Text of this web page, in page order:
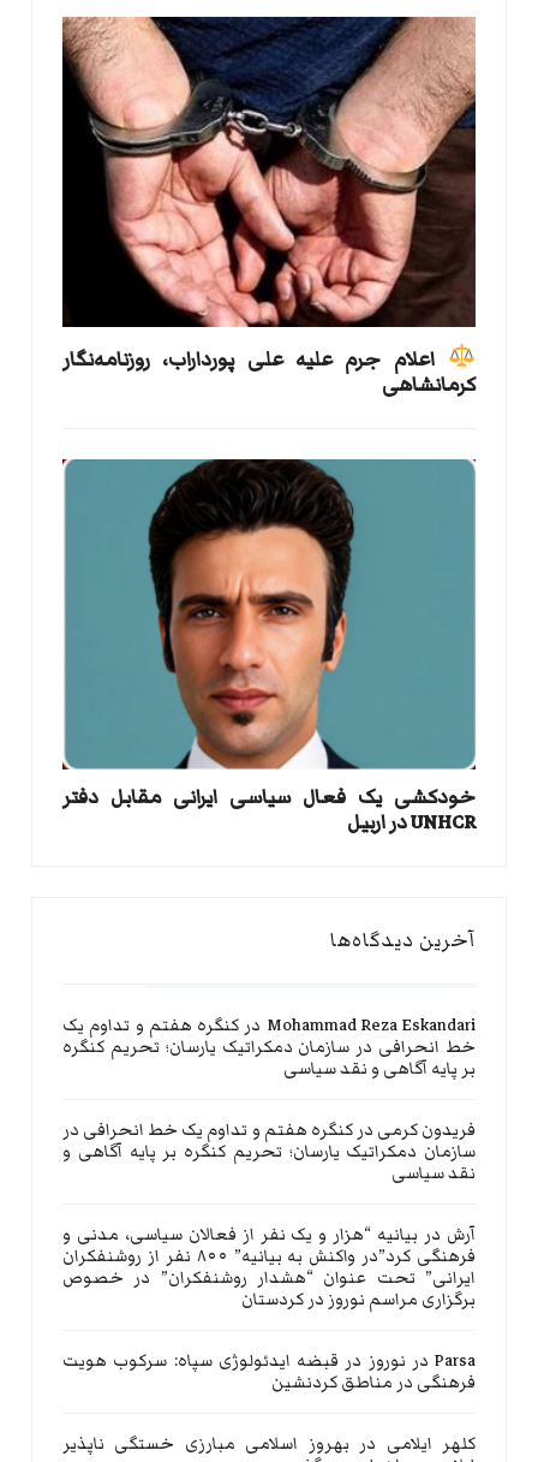
اعلام جرم علیه علی پورداراب، روزنامه‌نگار
کرمانشاهی
خودکشی یک فعال سیاسی ایرانی مقابل دفتر
UNHCR در اربیل
آخرین دیدگاه‌ها
Mohammad Reza Eskandari در کنگره هفتم و تداوم یک
خط انحرافی در سازمان دمکراتیک یارسان؛ تحریم کنگره
بر پایه آگاهی و نقد سیاسی
فریدون کرمی درکنگره هفتم و تداوم یک خط انحرافی در
سازمان دمکراتیک یارسان؛ تحریم کنگره بر پایه آگاهی و
نقد سیاسی
آرش در بیانیه “هزار و یک نفر از فعالان سیاسی، مدنی و
فرهنگی کرد”در واکنش به بیانیه” ۸۰۰ نفر از روشنفکران
ایرانی” تحت عنوان “هشدار روشنفکران” در خصوص
برگزاری مراسم نوروز در کردستان
Parsa در نوروز در قبضه ایدئولوژی سپاه: سرکوب هویت
فرهنگی در مناطق کردنشین
کلهر ایلامی در بهروز اسلامی مبارزی خستگی ناپذیر